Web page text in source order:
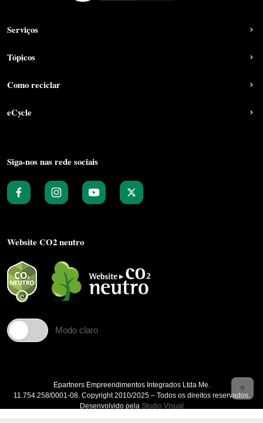
Serviços
Tópicos
Como reciclar
eCycle
Siga-nos nas rede sociais
Website CO2 neutro
Modo claro
Epartners Empreendimentos Integrados Ltda Me.
11.754.258/0001‐08. Copyright 2010/2025 – Todos os direitos reservados.
Desenvolvido pela Studio Visual